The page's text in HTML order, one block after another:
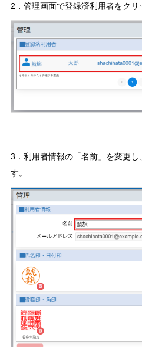
2．管理画面で登録済利用者をクリ
3．利用者情報の「名前」を変更し
す。